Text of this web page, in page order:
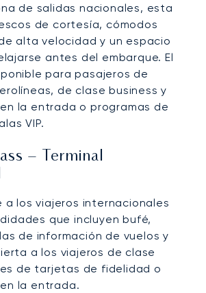
de salidas nacionales, esta
de cortesía, cómodos
alta velocidad y un espacio
antes del embarque. El
para pasajeros de
de clase business y
la entrada o programas de
VIP.
– Terminal
a los viajeros internacionales
que incluyen bufé,
de información de vuelos y
a los viajeros de clase
de tarjetas de fidelidad o
la entrada.